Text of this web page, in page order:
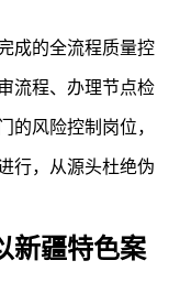
成的全流程质量控
流程、办理节点检
的风险控制岗位，
行，从源头杜绝伪
新疆特色案